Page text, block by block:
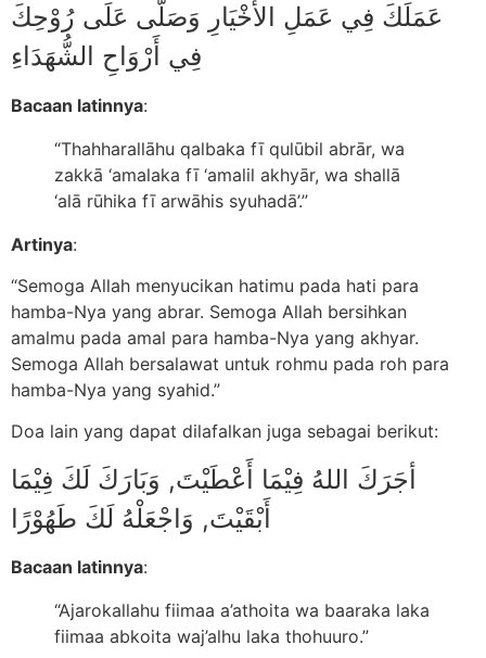
عَمَلَكَ فِي عَمَلِ الأَخْيَارِ وَصَلَّى عَلَى رُوْحِكَ
فِي أَرْوَاحِ الشُّهَدَاءِ
Bacaan latinnya:
“Thahharallāhu qalbaka fī qulūbil abrār, wa
zakkā ‘amalaka fī ‘amalil akhyār, wa shallā
‘alā rūhika fī arwāhis syuhadā’.”
Artinya:
“Semoga Allah menyucikan hatimu pada hati para
hamba-Nya yang abrar. Semoga Allah bersihkan
amalmu pada amal para hamba-Nya yang akhyar.
Semoga Allah bersalawat untuk rohmu pada roh para
hamba-Nya yang syahid.”
Doa lain yang dapat dilafalkan juga sebagai berikut:
أجَرَكَ اللهُ فِيْمَا أَعْطَيْتَ, وَبَارَكَ لَكَ فِيْمَا
أَبْقَيْتَ, وَاجْعَلْهُ لَكَ طَهُوْرًا
Bacaan latinnya:
“Ajarokallahu fiimaa a’athoita wa baaraka laka
fiimaa abkoita waj’alhu laka thohuuro.”